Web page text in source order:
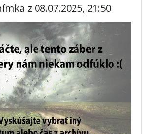
z 08.07.2025, 21:50